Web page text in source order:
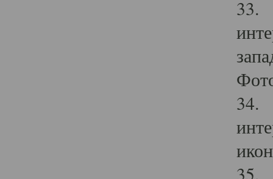
33.
34.
35.